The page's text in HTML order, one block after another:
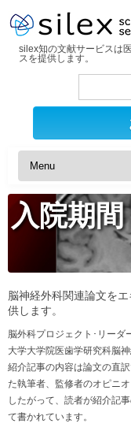
silex知の文献サービスは
スを提供します。
検
入院期間
脳神経外科関連論文を
供します。
脳外科プロジェクト･リーダ
大学大学院医歯学研究科脳神
紹介記事の内容は論文の直
た執筆者、監修者のオピニオ
したがって、読者が紹介記
て書かれています。